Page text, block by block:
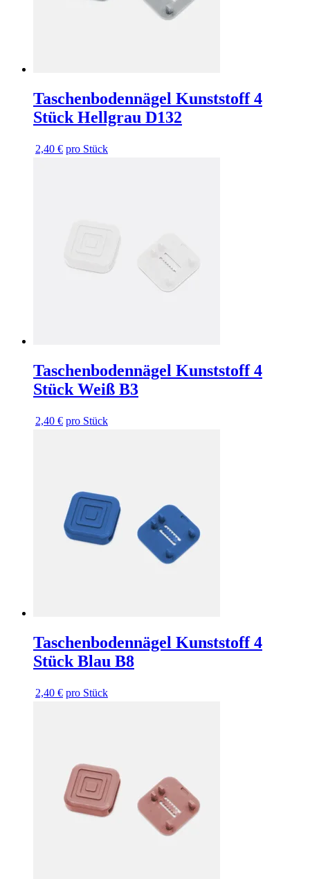
Taschenbodennägel Kunststoff 4
Stück Hellgrau D132
2,40 € pro Stück
Taschenbodennägel Kunststoff 4
Stück Weiß B3
2,40 € pro Stück
Taschenbodennägel Kunststoff 4
Stück Blau B8
2,40 € pro Stück